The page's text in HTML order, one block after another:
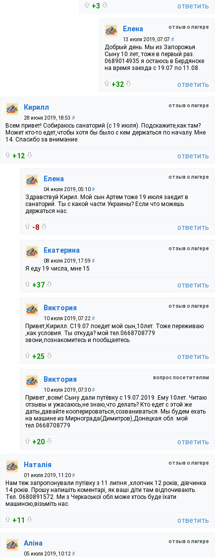
+3 ответить
отзыв о лагере
Елена
13 июля 2019, 07:07 #
Добрый день. Мы из Запорожья.
Сыну 10 лет, тоже в первый раз.
0689014935 я остаюсь в Бердянске
на время заезда с 19.07 по 11.08.
+32 ответить
отзыв о лагере
Кирилл
28 июня 2019, 18:53 #
Всем привет! Собираюсь санаторий (с 19 июля). Подскажите,как там?
Может кто-то едет,чтобы хотя бы было с кем держаться по началу. Мне
14. Спасибо за внимание.
+12 ответить
отзыв о лагере
Елена
04 июля 2019, 05:10#
Здравствуй Кирил. Мой сын Артем тоже 19 июля заедит в
санаторий. Ты с какой части Украины? Если что можешь
держаться нас.
-8 ответить
отзыв о лагере
Екатерина
08 июля 2019, 17:59 #
Я еду 19 числа, мне 15
+37 ответить
отзыв о лагере
Виктория
10 июля 2019, 07:22 #
Привет,Кирилл. С19.07 поедет мой сын,10лет. Тоже переживаю
,как условия. Ты откуда? мой тел.0668708779
звони,познакомитесь и пообщаетесь.
+25 ответить
вопрос посетителям
Виктория
10 июля 2019, 07:30#
Привет ,всем! Сыну дали путёвку с 19.07.2019 .Ему 10лет. Читаю
отзывы и ужасаюсь,не знаю,что делать? Кто едет с этой же
даты,давайте кооперироваться,созваниваться. Мы будем ехать
на машине из Мирнограда(Димитров),Донецкая обл. мой
тел.0668708779
+20 ответить
отзыв о лагере
Наталія
01 июля 2019, 11:20#
Нам теж запропонували путівку з 11 липня ,хлопчик 12 років, дівчинка
14 років. Прошу напишіть коментарі, як ваші діти там відпочивають.
Тел. 0680891572. Ми з Черкаської обл.може хтось буде їхати
машиною,візьміть нас.
+11 ответить
отзыв о лагере
Аліна
05 июля 2019, 10:12 #